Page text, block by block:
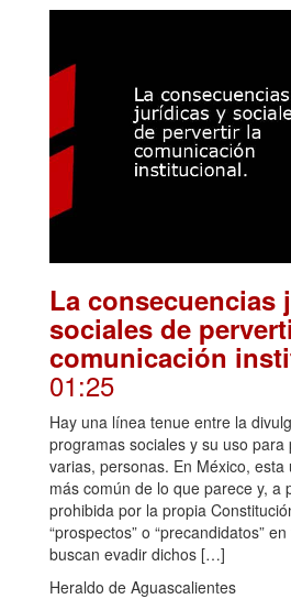
La consecuencias
sociales de
comunicación
01:25
Hay una línea tenue entre la
programas sociales y su uso
varias, personas. En México, esta
más común de lo que parece y, a
prohibida por la propia
“prospectos” o “precandidatos”
buscan evadir dichos […]
Heraldo de Aguascalientes